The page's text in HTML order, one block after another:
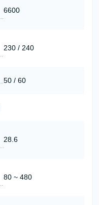
6600
230 / 240
50 / 60
28.6
80 ~ 480